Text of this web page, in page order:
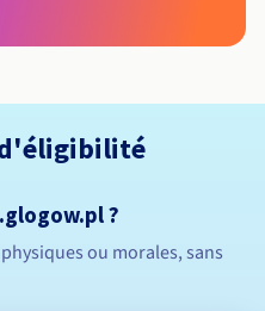
?
ou morales, sans